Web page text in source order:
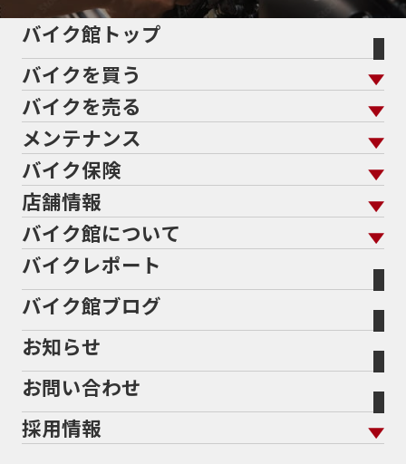
バイク館トップ
バイクを買う
バイクを買う トップ
バイクを探す
メーカーから探す
色から探す
スタイルから探す
排気量から探す
地域から探す
走行距離から探す
中古車から探す
バイクを売る
バイクを売る トップ
バイク館買取の強み
バイクを高く売るコツ
バイク買取の流れ
全国展開の強み
よくあるご質問
バイク買取強化車両
メーカー別買取相場・
ヤマハ
ホンダ
スズキ
トライアンフ
アプリリア
KTM
メンテナンス
メンテナンス トップ
バイク点検
バイク車検
Bikeep
プロテクションフィルム
バイク保険
バイク保険 トップ
自賠責保険
任意保険
バイク保険無料見積り（現在未加入の方）
バイク保険無料見積り（他社でご加入の方）
盗難保険
店舗情報
店舗情報 トップ
北海道
宮城
福島
茨城
栃木
バイク館について
バイク館について トップ
バイク館が選ばれる理由
会社概要
沿革
二輪公正取引協議会加盟店
バイクレポート
バイク館ブログ
お知らせ
お問い合わせ
採用情報